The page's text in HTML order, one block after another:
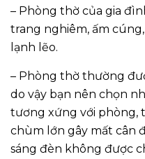
– Phòng thờ của gia
trang nghiêm, ấm
lạnh lẽo.
– Phòng thờ thường
do vậy bạn nên chọn
tương xứng với phòng,
chùm lớn gây mất cân
sáng đèn không được